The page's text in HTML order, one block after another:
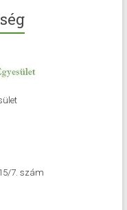
7. szám